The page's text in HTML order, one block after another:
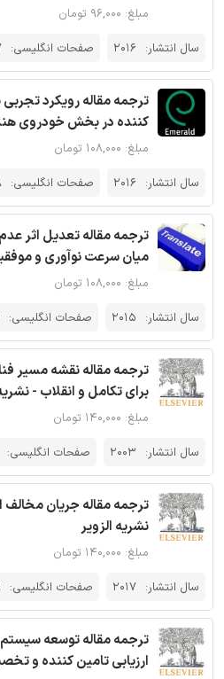
مبلغ: ۹۶,۰۰۰ تومان
سال انتشار: 2016 صفحات انگلیسی:
ترجمه مقاله رویکرد
کننده در بخش خودروی
مبلغ: ۱۰۸,۰۰۰ تومان
سال انتشار: 2016 صفحات انگلیسی:
ترجمه مقاله تعدیل اثر
میان سرعت نوآوری و
مبلغ: ۱۰۸,۰۰۰ تومان
سال انتشار: 2015 صفحات انگلیسی:
ترجمه مقاله نقشه مسیر
برای تکامل و انقلاب -
مبلغ: ۱۴۰,۰۰۰ تومان
سال انتشار: 2003 صفحات انگلیسی:
ترجمه مقاله جریان مخالف
نشریه الزویر
مبلغ: ۱۴۰,۰۰۰ تومان
سال انتشار: 2017 صفحات انگلیسی:
ترجمه مقاله توسعه
ارزیابی تامین کننده و